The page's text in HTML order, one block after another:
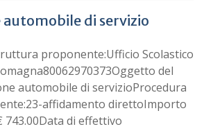
di servizio
proponente:Ufficio Scolastico
del
automobile di servizioProcedura
affidamento direttoImporto
743.00Data di effettivo